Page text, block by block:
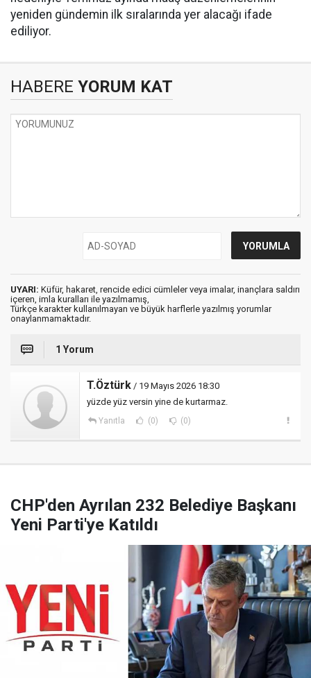
yeniden gündemin ilk sıralarında yer alacağı ifade
ediliyor.
HABERE YORUM KAT
UYARI: Küfür, hakaret, rencide edici cümleler veya imalar, inançlara saldırı
içeren, imla kuralları ile yazılmamış,
Türkçe karakter kullanılmayan ve büyük harflerle yazılmış yorumlar
onaylanmamaktadır.
1 Yorum
T.Öztürk / 19 Mayıs 2026 18:30
yüzde yüz versin yine de kurtarmaz.
Yanıtla (0) (0)
CHP'den Ayrılan 232 Belediye Başkanı
Yeni Parti'ye Katıldı